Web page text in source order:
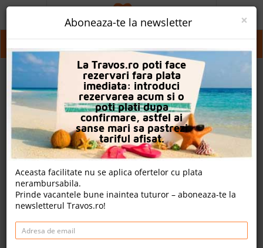
Aarhus
PROMO
CAUTA REZERVARE
OFERTA PERSONALIZATA
DESPRE NOI
LOGIN
CAZARE
CHARTER AVION
CAZARE + AUTOCAR
CONTACT
×
Aboneaza-te la newsletter
La Travos.ro poti face
rezervari fara plata
imediata: introduci
rezervarea acum si o
poti plati dupa
confirmare, astfel ai
sanse mari sa pastrezi
tariful afisat.
Aceasta facilitate nu se aplica ofertelor cu plata
nerambursabila.
Prinde vacantele bune inaintea tuturor – aboneaza-te la
newsletterul Travos.ro!